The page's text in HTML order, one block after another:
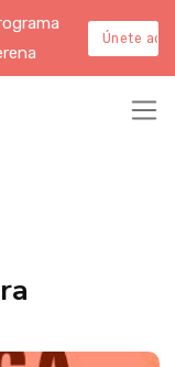
Únete aquí